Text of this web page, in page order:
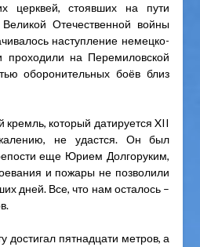
церквей, стоявших на пути
Отечественной войны
наступление немецко-
проходили на Перемиловской
оборонительных боёв близ
кремль, который датируется XII
не удастся. Он был
еще Юрием Долгоруким,
и пожары не позволили
дней. Все, что нам осталось –
достигал пятнадцати метров, а